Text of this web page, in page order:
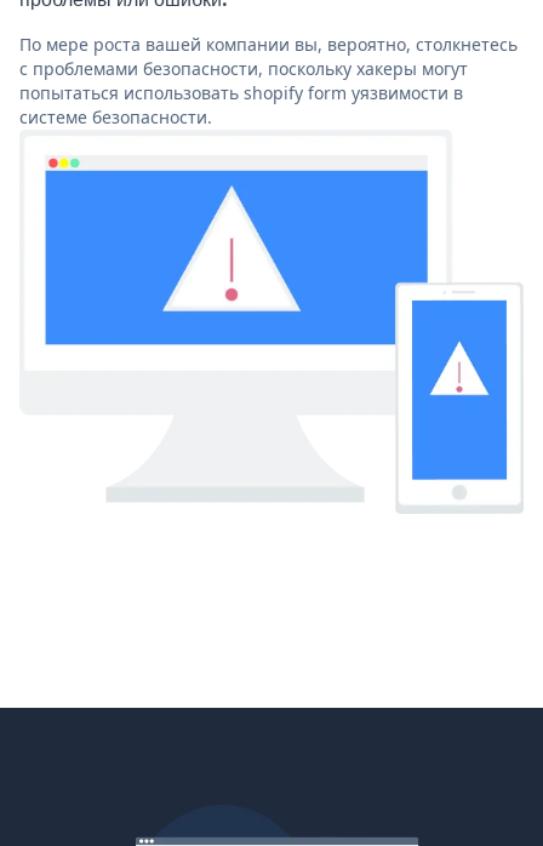
По мере роста вашей компании вы, вероятно, столкнетесь
с проблемами безопасности, поскольку хакеры могут
попытаться использовать shopify form уязвимости в
системе безопасности.